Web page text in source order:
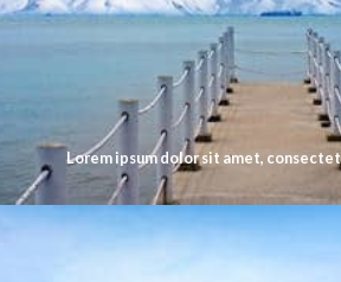
Lorem ipsum dolor sit amet,